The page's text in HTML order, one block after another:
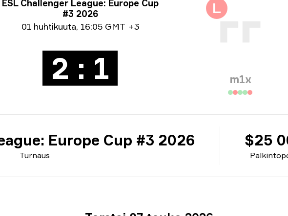
Turnausinfo
ESL Challenger League: Europe Cup
#3 2026
Päiväystiedot
01 huhtikuuta, 16:05 GMT +3
2 : 1
L
m1x
Turnaus
Europe Cup #3 2026 $25